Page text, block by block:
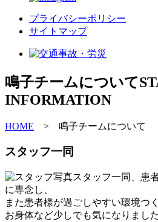
プライバシーポリシー
サイトマップ
鳴子チームについて
INFORMATION
HOME > 鳴子チームについて
スタッフ一同
スタッフ一同、患
に専念し、
また患者様が過ごしやすい環境つ
お身体など少しでも気になりました